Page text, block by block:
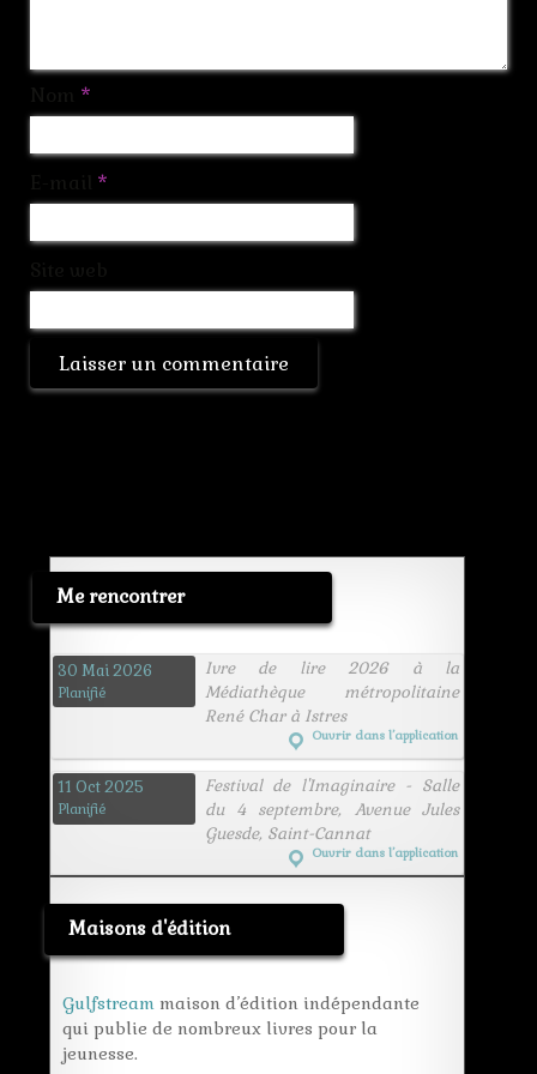
*
*
Me rencontrer
30 Mai 2026
Planifié
Ivre de lire 2026 à la
Médiathèque métropolitaine
René Char à Istres
Ouvrir dans l’application
11 Oct 2025
Planifié
Festival de l'Imaginaire - Salle
du 4 septembre, Avenue Jules
Guesde, Saint-Cannat
Ouvrir dans l’application
Maisons d'édition
Gulfstream maison d’édition indépendante
qui publie de nombreux livres pour la
jeunesse.